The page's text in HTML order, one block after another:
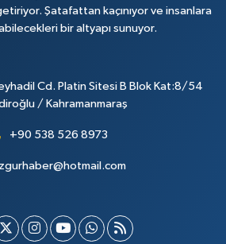
Şatafattan kaçınıyor ve insanlara
bir altyapı sunuyor.
Cd. Platin Sitesi B Blok Kat:8/54
/ Kahramanmaraş
+90 538 526 8973